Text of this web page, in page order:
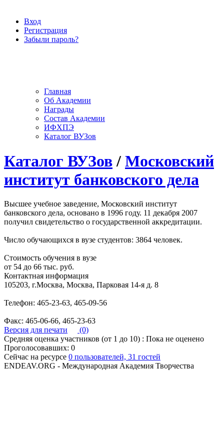
Вход
Регистрация
Забыли пароль?
Главная
Об Академии
Награды
Состав Академии
ИФХПЭ
Каталог ВУЗов
Каталог ВУЗов / Московский
институт банковского дела
Высшее учебное заведение, Московский институт
банковского дела, основано в 1996 году. 11 декабря 2007
получил свидетельство о государственной аккредитации.
Число обучающихся в вузе студентов: 3864 человек.
Стоимость обучения в вузе
от 54 до 66 тыс. руб.
Контактная информация
105203, г.Москва, Москва, Парковая 14-я д. 8
Телефон: 465-23-63, 465-09-56
Факс: 465-06-66, 465-23-63
Версия для печати
(0)
Средняя оценка участников (от 1 до 10) : Пока не оценено
Проголосовавших: 0
Сейчас на ресурсе 0 пользователей, 31 гостей
ENDEAV.ORG - Международная Академия Творчества